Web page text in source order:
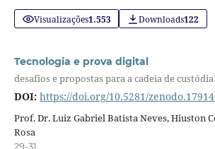
Visualizações1.553 Downloads122
Tecnologia e prova digital
desafios e propostas para a cadeia de
DOI: https://doi.org/10.5281/
Prof. Dr. Luiz Gabriel Batista Neves, Hiuston
Rosa
29-31